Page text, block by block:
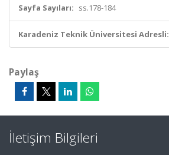
Sayfa Sayıları: ss.178-184
Karadeniz Teknik Üniversitesi Adresli:
Paylaş
İletişim Bilgileri